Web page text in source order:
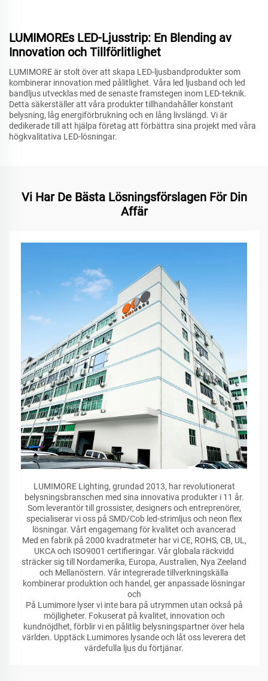
LUMIMOREs LED-Ljusstrip: En Blending av
Innovation och Tillförlitlighet
LUMIMORE är stolt över att skapa LED-ljusbandprodukter som
kombinerar innovation med pålitlighet. Våra led ljusband och led
bandljus utvecklas med de senaste framstegen inom LED-teknik.
Detta säkerställer att våra produkter tillhandahåller konstant
belysning, låg energiförbrukning och en lång livslängd. Vi är
dedikerade till att hjälpa företag att förbättra sina projekt med våra
högkvalitativa LED-lösningar.
Vi Har De Bästa Lösningsförslagen För Din
Affär
LUMIMORE Lighting, grundad 2013, har revolutionerat
belysningsbranschen med sina innovativa produkter i 11 år.
Som leverantör till grossister, designers och entreprenörer,
specialiserar vi oss på SMD/Cob led-strimljus och neon flex
lösningar. Vårt engagemang för kvalitet och avancerad
Med en fabrik på 2000 kvadratmeter har vi CE, ROHS, CB, UL,
UKCA och ISO9001 certifieringar. Vår globala räckvidd
sträcker sig till Nordamerika, Europa, Australien, Nya Zeeland
och Mellanöstern. Vår integrerade tillverkningskälla
kombinerar produktion och handel, ger anpassade lösningar
och
På Lumimore lyser vi inte bara på utrymmen utan också på
möjligheter. Fokuserat på kvalitet, innovation och
kundnöjdhet, förblir vi en pålitlig belysningspartner över hela
världen. Upptäck Lumimores lysande och låt oss leverera det
värdefulla ljus du förtjänar.